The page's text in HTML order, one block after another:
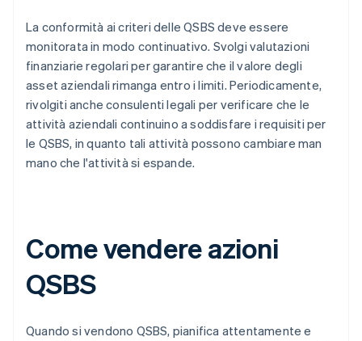
La conformità ai criteri delle QSBS deve essere
monitorata in modo continuativo. Svolgi valutazioni
finanziarie regolari per garantire che il valore degli
asset aziendali rimanga entro i limiti. Periodicamente,
rivolgiti anche consulenti legali per verificare che le
attività aziendali continuino a soddisfare i requisiti per
le QSBS, in quanto tali attività possono cambiare man
mano che l'attività si espande.
Come vendere azioni
QSBS
Quando si vendono QSBS, pianifica attentamente e